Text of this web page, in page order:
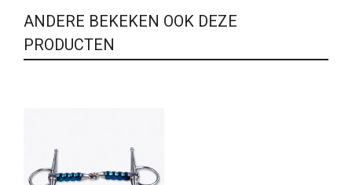
ANDERE BEKEKEN OOK DEZE
PRODUCTEN